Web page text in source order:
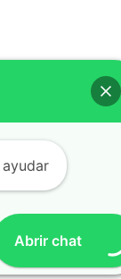
Abrir chat